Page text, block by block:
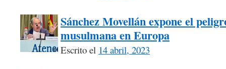
Sánchez Movellán expone el
musulmana en Europa
Escrito el 14 abril, 2023